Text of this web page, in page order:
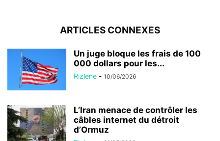
ARTICLES CONNEXES
Un juge bloque les frais de 100
000 dollars pour les...
Rizlene - 10/06/2026
L’Iran menace de contrôler les
câbles internet du détroit
d’Ormuz